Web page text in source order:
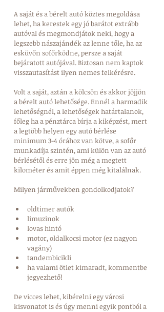
A saját és a bérelt autó köztes megoldása
lehet, ha kerestek egy jó barátot extrább
autóval és megmondjátok neki, hogy a
legszebb nászajándék az lenne tőle, ha az
esküvőn sofőrködne, persze a saját
bejáratott autójával. Biztosan nem kaptok
visszautasítást ilyen nemes felkérésre.
Volt a saját, aztán a kölcsön és akkor jöjjön
a bérelt autó lehetősége. Ennél a harmadik
lehetőségnél, a lehetőségek határtalanok,
főleg ha a pénztárca bírja a kiképzést, mert
a legtöbb helyen egy autó bérlése
minimum 3-4 órához van kötve, a sofőr
munkadíja szintén, ami külön van az autó
bérlésétől és erre jön még a megtett
kilométer és amit éppen még kitalálnak.
Milyen járművekben gondolkodjatok?
oldtimer autók
limuzinok
lovas hintó
motor, oldalkocsi motor (ez nagyon
vagány)
tandembicikli
ha valami ötlet kimaradt, kommentbe
jegyezhető!
De vicces lehet, kibérelni egy városi
kisvonatot is és úgy menni egyik pontból a